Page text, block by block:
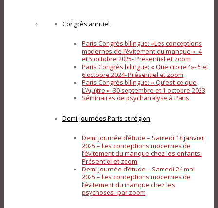
Congrès annuel
Paris Congrès bilingue: «Les conceptions
modernes de l’évitement du manque »- 4
et 5 octobre 2025- Présentiel et zoom
Paris Congrès bilingue: « Que croire? »- 5 et
6 octobre 2024- Présentiel et zoom
Paris Congrès bilingue: « Qu’est-ce que
L’A(u)tre »- 30 septembre et 1 octobre 2023
Séminaires de psychanalyse à Paris
Demi-journées Paris et région
Demi journée d’étude – Samedi 18 janvier
2025 – Les conceptions modernes de
l’évitement du manque chez les enfants-
Présentiel et zoom
Demi journée d’étude – Samedi 24 mai
2025 – Les conceptions modernes de
l’évitement du manque chez les
psychoses- par zoom